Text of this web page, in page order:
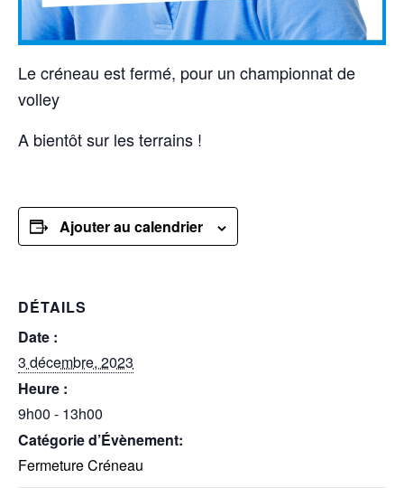
Le créneau est fermé, pour un championnat de
volley
A bientôt sur les terrains !
Ajouter au calendrier
DÉTAILS
Date :
3 décembre, 2023
Heure :
9h00 - 13h00
Catégorie d’Évènement:
Fermeture Créneau